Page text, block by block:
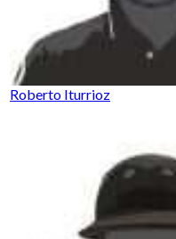
Roberto Iturrioz